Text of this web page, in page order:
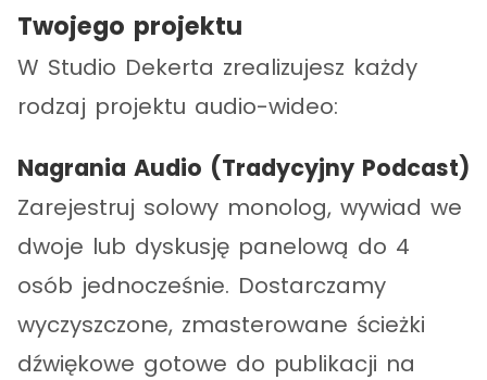
Twojego projektu
W Studio Dekerta zrealizujesz każdy
rodzaj projektu audio-wideo:
Nagrania Audio (Tradycyjny Podcast)
Zarejestruj solowy monolog, wywiad we
dwoje lub dyskusję panelową do 4
osób jednocześnie. Dostarczamy
wyczyszczone, zmasterowane ścieżki
dźwiękowe gotowe do publikacji na